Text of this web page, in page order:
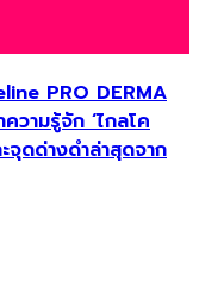
PRO DERMA
วามรู้จัก ‘ไกลโค
จุดด่างดำล่าสุดจาก